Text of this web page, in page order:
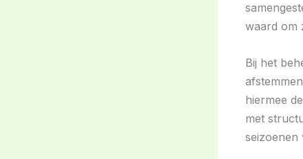
waard om
Bij het
hiermee
met
seizoenen